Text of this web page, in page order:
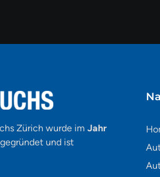
Zürich wurde im Jahr
und ist